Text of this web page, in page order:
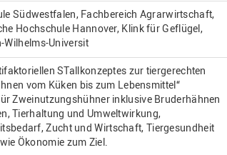
Südwestfalen, Fachbereich Agrarwirtschaft,
Hochschule Hannover, Klink für Geflügel,
Wilhelms-Universit
STallkonzeptes zur tiergerechten
vom Küken bis zum Lebensmittel“
Zweinutzungshühner inklusive Bruderhähnen
Tierhaltung und Umweltwirkung,
Zucht und Wirtschaft, Tiergesundheit
Ökonomie zum Ziel.